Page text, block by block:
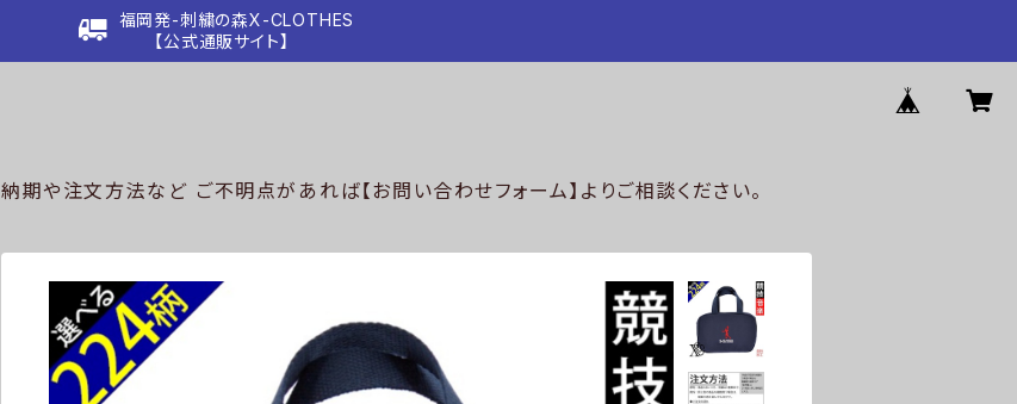
福岡発-刺繍の森X-CLOTHES
【公式通販サイト】
納期や注文方法など ご不明点があれば【お問い合わせフォーム】よりご相談ください。